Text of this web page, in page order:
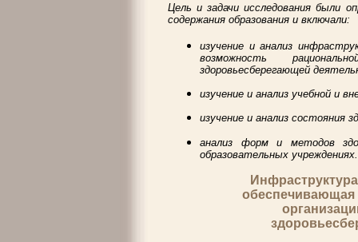
Цель и задачи исследования были
содержания образования и включали:
изучение и анализ
возможность
здоровьесберегающей
изучение и анализ учебной и
изучение и анализ состояния
анализ форм и методов
образовательных учреждениях.
обеспечивающая